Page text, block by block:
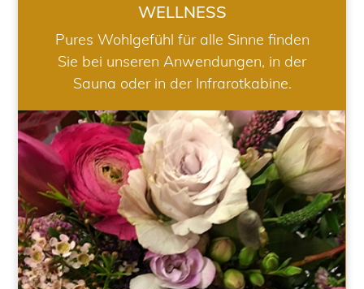
WELLNESS
Pures Wohlgefühl für alle Sinne finden
Sie bei unseren Anwendungen, in der
Sauna oder in der Infrarotkabine.
HOCHZEIT